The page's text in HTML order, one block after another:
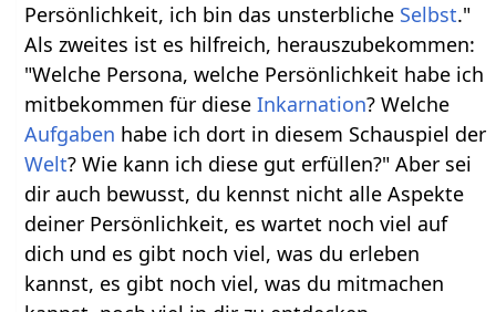
Persönlichkeit, ich bin das unsterbliche Selbst."
Als zweites ist es hilfreich, herauszubekommen:
"Welche Persona, welche Persönlichkeit habe ich
mitbekommen für dieseInkarnation? Welche
Aufgaben habe ich dort in diesem Schauspiel der
Welt? Wie kann ich diese gut erfüllen?" Aber sei
dir auch bewusst, du kennst nicht alle Aspekte
deiner Persönlichkeit, es wartet noch viel auf
dich und es gibt noch viel, was du erleben
kannst, es gibt noch viel, was du mitmachen